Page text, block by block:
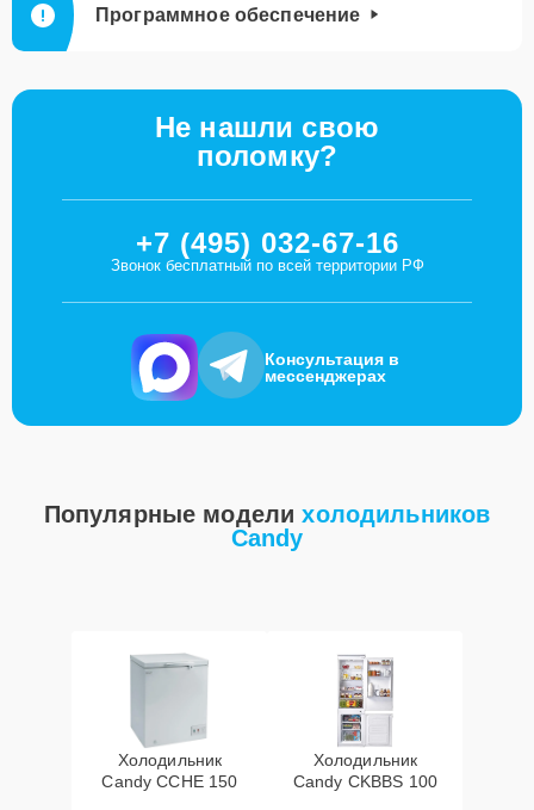
Программное обеспечение
Не нашли свою
поломку?
+7 (495) 032-67-16
Звонок бесплатный по всей территории РФ
Консультация в
мессенджерах
Популярные моделихолодильников
Candy
Холодильник
Candy CCHE 150
Холодильник
Candy CKBBS 100